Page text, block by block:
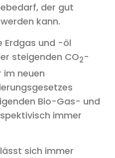
der gut
kann.
Erdgas und -öl
steigenden CO2-
im neuen
Bio-Gas- und
immer
sich immer